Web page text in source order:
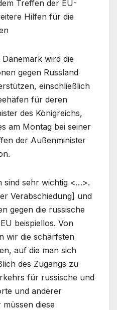
Treffen der EU-
Hilfen für die
Dänemark wird die
gegen Russland
einschließlich
für deren
des Königreichs,
am Montag bei seiner
der Außenminister
sind sehr wichtig <…>.
Verabschiedung] und
gegen die russische
beispiellos. Von
wir die schärfsten
auf die man sich
des Zugangs zu
für russische und
und anderer
diese